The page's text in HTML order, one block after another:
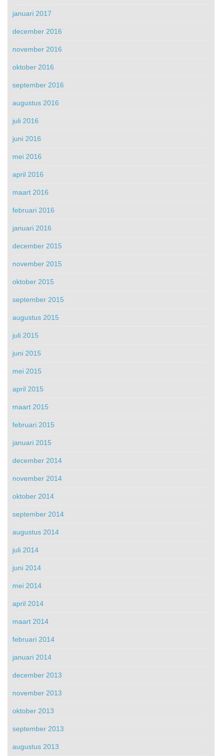
januari 2017
december 2016
november 2016
oktober 2016
september 2016
augustus 2016
juli 2016
juni 2016
mei 2016
april 2016
maart 2016
februari 2016
januari 2016
december 2015
november 2015
oktober 2015
september 2015
augustus 2015
juli 2015
juni 2015
mei 2015
april 2015
maart 2015
februari 2015
januari 2015
december 2014
november 2014
oktober 2014
september 2014
augustus 2014
juli 2014
juni 2014
mei 2014
april 2014
maart 2014
februari 2014
januari 2014
december 2013
november 2013
oktober 2013
september 2013
augustus 2013